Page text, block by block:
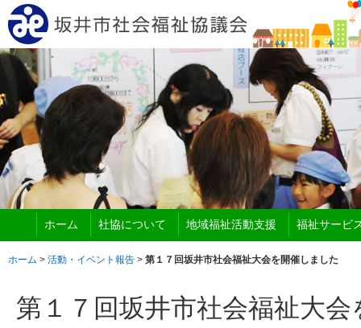
ホーム 社協について 地域福祉活動支援 福祉サービ
ホーム > 活動・イベント報告 > 第１７回坂井市社会福祉大会を開催しました
第１７回坂井市社会福祉大